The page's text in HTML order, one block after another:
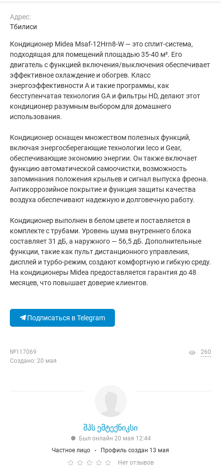
Адрес:
Тбилиси
Кондиционер Midea Msaf-12Hrn8-W — это сплит-система,
подходящая для помещений площадью 35-40 м². Его
двигатель с функцией включения/выключения обеспечивает
эффективное охлаждение и обогрев. Класс
энергоэффективности A и такие программы, как
бесступенчатая технология GA и фильтры HD, делают этот
кондиционер разумным выбором для домашнего
использования.
Кондиционер оснащен множеством полезных функций,
включая энергосберегающие технологии Ieco и Gear,
обеспечивающие экономию энергии. Он также включает
функцию автоматической самоочистки, возможность
запоминания положения крыльев и сигнал выпуска фреона.
Антикоррозийное покрытие и функция защиты качества
воздуха обеспечивают надежную и долговечную работу.
Кондиционер выполнен в белом цвете и поставляется в
комплекте с трубами. Уровень шума внутреннего блока
составляет 31 дБ, а наружного — 56,5 дБ. Дополнительные
функции, такие как пульт дистанционного управления,
дисплей и турбо-режим, создают комфортную и гибкую среду.
На кондиционеры Midea предоставляется гарантия до 48
месяцев, что повышает доверие клиентов.
Подписаться в Telegram
№117069
Создано: 20 мая
260
შპს ემტექნიკსი
Был онлайн 20 мая 12:44
Частное лицо
Профиль создан 13 мая
Нет отзывов